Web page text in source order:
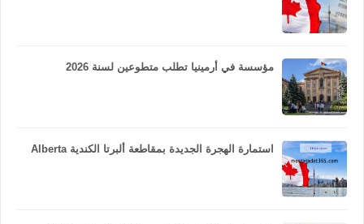
مؤسسة في أرمينيا تطلب متطوعين لسنة 2026
استمارة الهجرة الجديدة بمقاطعة ألبرتا الكندية Alberta